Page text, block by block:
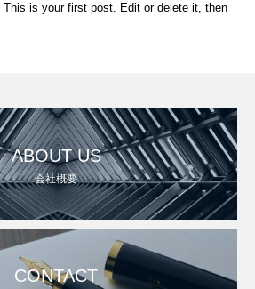
is your first post. Edit or delete it, then
ABOUT US
会社概要
CONTACT